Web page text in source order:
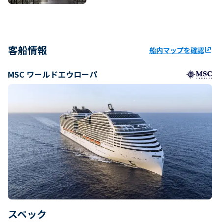
客船情報 船内マップを確認ungroup
MSC ワールドエウローパ
スペック